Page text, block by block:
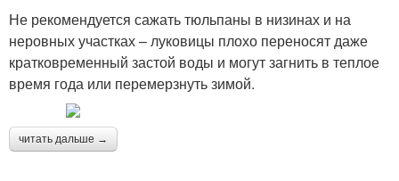
Не рекомендуется сажать тюльпаны в низинах и на
неровных участках – луковицы плохо переносят даже
кратковременный застой воды и могут загнить в теплое
время года или перемерзнуть зимой.
читать дальше →